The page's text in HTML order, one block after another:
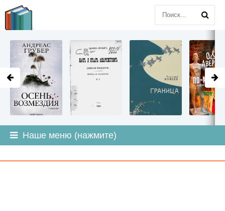
Наше меню (нажмите)
LITMIR.ORG